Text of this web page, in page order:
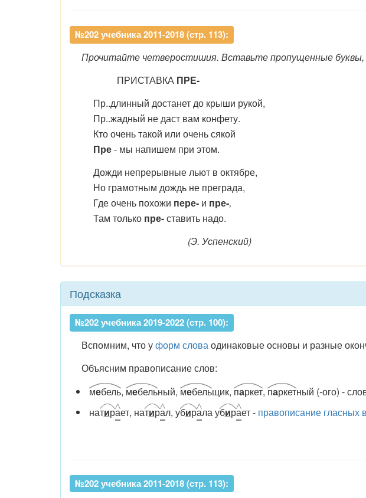
№202 учебника 2011-2018 (стр. 113):
Прочитайте четверостишия. Вставьте пропущенные буквы,
ПРИСТАВКА ПРЕ-
Пр..длинный достанет до крыши рукой,
Пр..жадный не даст вам конфету.
Кто очень такой или очень сякой
Пре- мы напишем при этом.
Дожди непрерывные льют в октябре,
Но грамотным дождь не преграда,
Где очень похожи пере- и пре-‚
Там только пре-ставить надо.
(Э. Успенский)
Подсказка
№202 учебника 2019-2022 (стр. 100):
Вспомним, что уформ словаодинаковые основы и разные
Объясним правописание слов:
мебель, мебельный, мебельщик, паркет, паркетный (-ого) -
натирает, натирал, убирала убирает - правописание гласных
№202 учебника 2011-2018 (стр. 113):